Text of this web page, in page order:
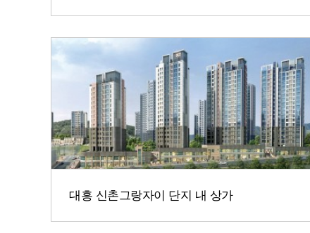
대흥 신촌그랑자이 단지 내 상가